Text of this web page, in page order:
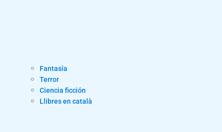
Fantasía
Terror
Ciencia ficción
Llibres en català